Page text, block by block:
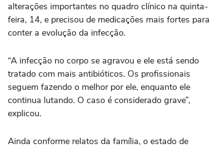
alterações importantes no quadro clínico na quinta-
feira, 14, e precisou de medicações mais fortes para
conter a evolução da infecção.
“A infecção no corpo se agravou e ele está sendo
tratado com mais antibióticos. Os profissionais
seguem fazendo o melhor por ele, enquanto ele
continua lutando. O caso é considerado grave”,
explicou.
Ainda conforme relatos da família, o estado de